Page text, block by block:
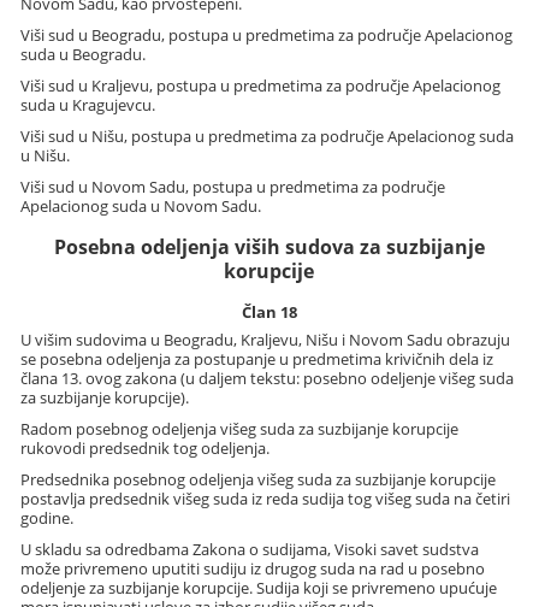
Viši sud u Beogradu, postupa u predmetima za područje Apelacionog
suda u Beogradu.
Viši sud u Kraljevu, postupa u predmetima za područje Apelacionog
suda u Kragujevcu.
Viši sud u Nišu, postupa u predmetima za područje Apelacionog suda
u Nišu.
Viši sud u Novom Sadu, postupa u predmetima za područje
Apelacionog suda u Novom Sadu.
Posebna odeljenja viših sudova za suzbijanje
korupcije
Član 18
U višim sudovima u Beogradu, Kraljevu, Nišu i Novom Sadu obrazuju
se posebna odeljenja za postupanje u predmetima krivičnih dela iz
člana 13. ovog zakona (u daljem tekstu: posebno odeljenje višeg suda
za suzbijanje korupcije).
Radom posebnog odeljenja višeg suda za suzbijanje korupcije
rukovodi predsednik tog odeljenja.
Predsednika posebnog odeljenja višeg suda za suzbijanje korupcije
postavlja predsednik višeg suda iz reda sudija tog višeg suda na četiri
godine.
U skladu sa odredbama Zakona o sudijama, Visoki savet sudstva
može privremeno uputiti sudiju iz drugog suda na rad u posebno
odeljenje za suzbijanje korupcije. Sudija koji se privremeno upućuje